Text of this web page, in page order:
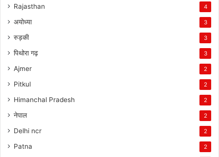
Rajasthan 4
अयोध्या 3
रुड़की 3
पिथोरा गढ़ 3
Ajmer 2
Pitkul 2
Himanchal Pradesh 2
नेपाल 2
Delhi ncr 2
Patna 2